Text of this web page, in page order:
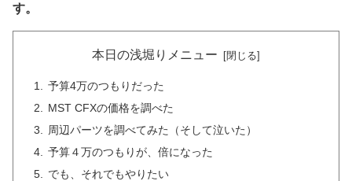
す。
本日の浅堀りメニュー
予算4万のつもりだった
MST CFXの価格を調べた
周辺パーツを調べてみた（そして泣いた）
予算４万のつもりが、倍になった
でも、それでもやりたい